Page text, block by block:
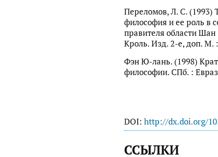
Переломов, Л. С. (1993)
философия и ее роль в
правителя области
Кроль. Изд. 2-е, доп. М.
Фэн Ю-лань. (1998)
философии. СПб. :
DOI: http://dx.doi.org/
ССЫЛКИ